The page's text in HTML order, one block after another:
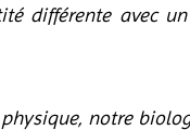
différente avec
notre